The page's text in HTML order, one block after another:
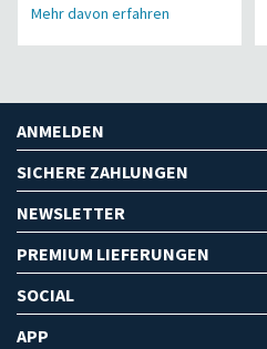
Mehr davon erfahren
ANMELDEN
SICHERE ZAHLUNGEN
NEWSLETTER
PREMIUM LIEFERUNGEN
SOCIAL
APP